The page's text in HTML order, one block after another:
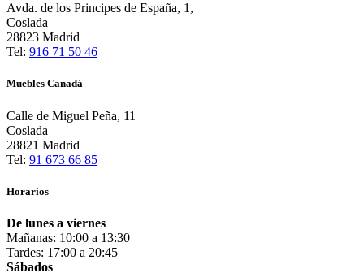
Avda. de los Principes de España, 1,
Coslada
28823 Madrid
Tel: 916 71 50 46
Muebles Canadá
Calle de Miguel Peña, 11
Coslada
28821 Madrid
Tel: 91 673 66 85
Horarios
De lunes a viernes
Mañanas: 10:00 a 13:30
Tardes: 17:00 a 20:45
Sábados